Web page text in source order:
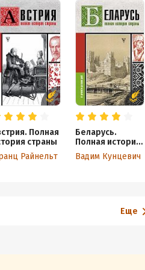
Полная
страны
Райнельт
Беларусь.
Полная история
страны
Вадим Кунцевич
Еще